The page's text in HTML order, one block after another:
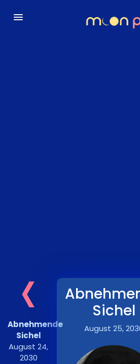
‹
Abnehmende
Sichel
August 24,
2030
Sichel
August 25,